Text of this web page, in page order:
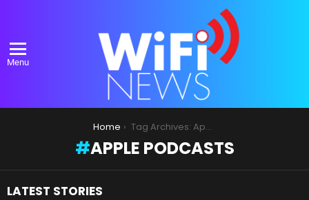
Menu
Home Tag Archives: Apple Podcasts
APPLE PODCASTS
LATEST STORIES